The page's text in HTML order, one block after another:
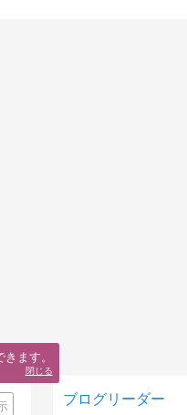
ブログリーダー
ます。
閉じる